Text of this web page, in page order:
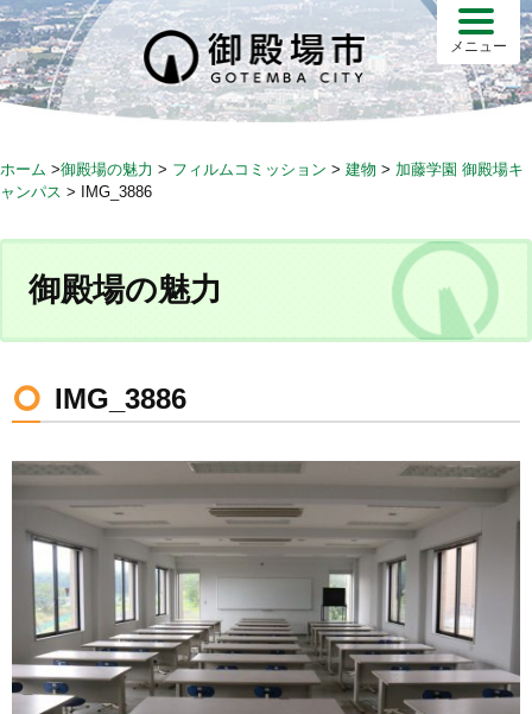
S
k
i
p
c
n
メニュー
ホーム >御殿場の魅力 > フィルムコミッション > 建物 > 加藤学園 御殿場キ
ャンパス > IMG_3886
御殿場の魅力
IMG_3886